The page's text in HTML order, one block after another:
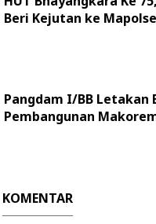
Beri Kejutan ke
Pangdam I/BB Letakan
Pembangunan
KOMENTAR